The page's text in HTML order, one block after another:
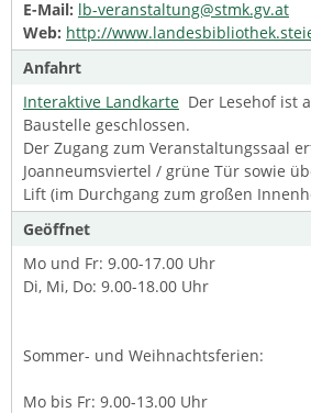
E-Mail: lb-veranstaltung@stmk.gv.at
Web: http://
Anfahrt
Interaktive Landkarte Der Lesehof ist
Baustelle geschlossen.
Der Zugang zum Veranstaltungssaal
Joanneumsviertel / grüne Tür sowie
Lift (im Durchgang zum großen
Geöffnet
Mo und Fr: 9.00-17.00 Uhr
Di, Mi, Do: 9.00-18.00 Uhr
Sommer- und Weihnachtsferien:
Mo bis Fr: 9.00-13.00 Uhr